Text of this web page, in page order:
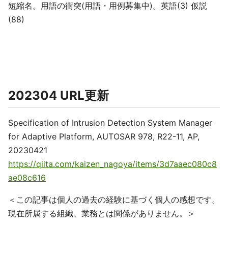
短縮名。用語の衝突(用語・用例募集中)。英語(3) 仮説
(88)
202304 URL更新
Specification of Intrusion Detection System Manager
for Adaptive Platform, AUTOSAR 978, R22-11, AP,
20230421
https://qiita.com/kaizen_nagoya/items/3d7aaec080c8
ae08c616
＜この記事は個人の過去の経験に基づく個人の感想です。
現在所属する組織、業務とは関係がありません。＞